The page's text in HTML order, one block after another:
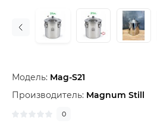
Модель: Mag-S21
Производитель: Magnum Still
0